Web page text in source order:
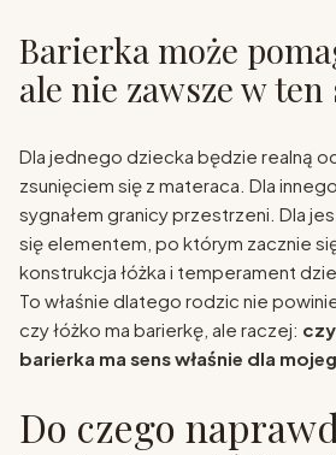
Barierka może
ale nie zawsze w ten
Dla jednego dziecka będzie realną
zsunięciem się z materaca. Dla
sygnałem granicy przestrzeni. Dla
się elementem, po którym zacznie
konstrukcja łóżka i temperament
To właśnie dlatego rodzic nie
czy łóżko ma barierkę, ale raczej:
barierka ma sens właśnie dla
Do czego